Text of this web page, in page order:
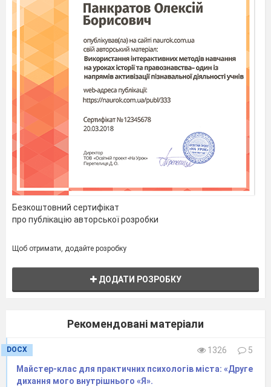
Безкоштовний сертифікат
про публікацію авторської розробки
Щоб отримати, додайте розробку
ДОДАТИ РОЗРОБКУ
Рекомендовані матеріали
DOCX 1326
5
Майстер-клас для практичних психологів міста: «Друге
дихання мого внутрішнього «Я».